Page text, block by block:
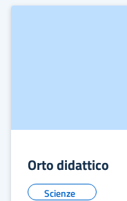
Orto didattico
Scienze